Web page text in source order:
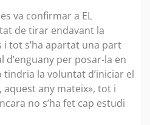
va confirmar a EL
de tirar endavant la
tot s’ha apartat una part
per posar-la en
tindria la voluntat d’iniciar el
aquest any mateix», tot i
no s’ha fet cap estudi